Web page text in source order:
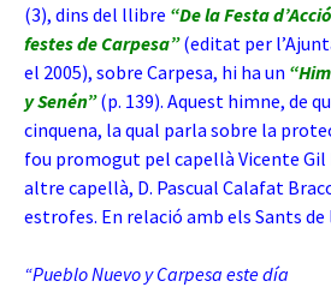
(3), dins del llibre “De la Festa
festes de Carpesa” (editat per
el 2005), sobre Carpesa, hi ha un “
y Senén”(p. 139). Aquest himne, de
cinquena, la qual parla sobre la
fou promogut pel capellà Vicente Gil
altre capellà, D. Pascual Calafat
estrofes. En relació amb els Sants de
“Pueblo Nuevo y Carpesa este día